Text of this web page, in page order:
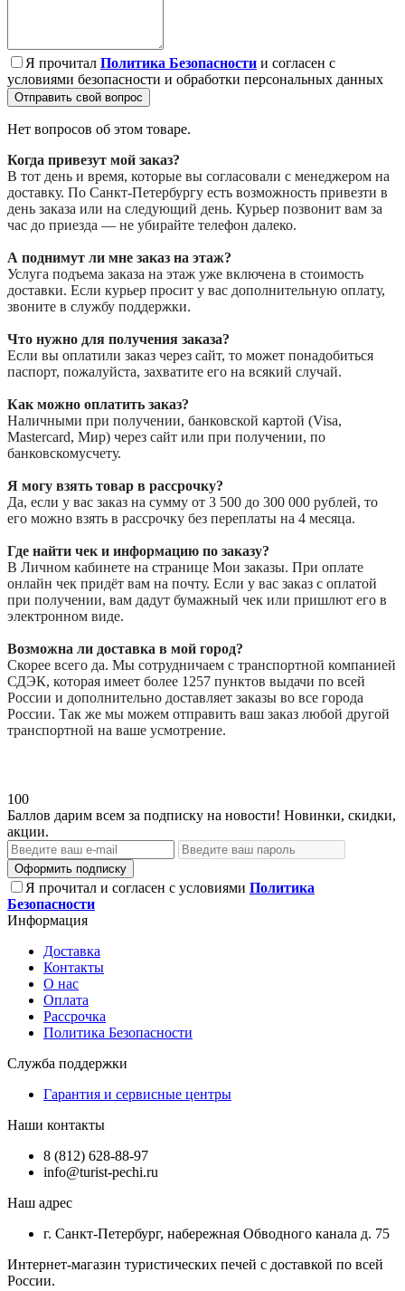
Я прочитал Политика Безопасности и согласен с
условиями безопасности и обработки персональных данных
Отправить свой вопрос
Нет вопросов об этом товаре.
Когда привезут мой заказ?
В тот день и время, которые вы согласовали с менеджером на
доставку. По Санкт-Петербургу есть возможность привезти в
день заказа или на следующий день. Курьер позвонит вам за
час до приезда — не убирайте телефон далеко.
А поднимут ли мне заказ на этаж?
Услуга подъема заказа на этаж уже включена в стоимость
доставки. Если курьер просит у вас дополнительную оплату,
звоните в службу поддержки.
Что нужно для получения заказа?
Если вы оплатили заказ через сайт, то может понадобиться
паспорт, пожалуйста, захватите его на всякий случай.
Как можно оплатить заказ?
Наличными при получении, банковской картой (Visa,
Mastercard, Мир) через сайт или при получении, по
банковскомусчету.
Я могу взять товар в рассрочку?
Да, если у вас заказ на сумму от 3 500 до 300 000 рублей, то
его можно взять в рассрочку без переплаты на 4 месяца.
Где найти чек и информацию по заказу?
В Личном кабинете на странице Мои заказы. При оплате
онлайн чек придёт вам на почту. Если у вас заказ с оплатой
при получении, вам дадут бумажный чек или пришлют его в
электронном виде.
Возможна ли доставка в мой город?
Скорее всего да. Мы сотрудничаем с транспортной компанией
СДЭК, которая имеет более 1257 пунктов выдачи по всей
России и дополнительно доставляет заказы во все города
России. Так же мы можем отправить ваш заказ любой другой
транспортной на ваше усмотрение.
100
Баллов дарим всем за подписку на новости! Новинки, скидки,
акции.
Оформить подписку
Я прочитал и согласен с условиями Политика
Безопасности
Информация
Доставка
Контакты
О нас
Оплата
Рассрочка
Политика Безопасности
Служба поддержки
Гарантия и сервисные центры
Наши контакты
8 (812) 628-88-97
info@turist-pechi.ru
Наш адрес
г. Санкт-Петербург, набережная Обводного канала д. 75
Интернет-магазин туристических печей с доставкой по всей
России.